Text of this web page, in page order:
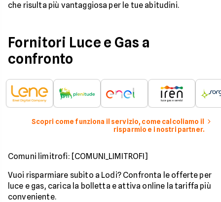
che risulta più vantaggiosa per le tue abitudini.
Fornitori Luce e Gas a
confronto
Scopri come funziona il servizio, come calcoliamo il
risparmio e i nostri partner.
Comuni limitrofi: [COMUNI_LIMITROFI]
Vuoi risparmiare subito a Lodi? Confronta le offerte per
luce e gas, carica la bolletta e attiva online la tariffa più
conveniente.